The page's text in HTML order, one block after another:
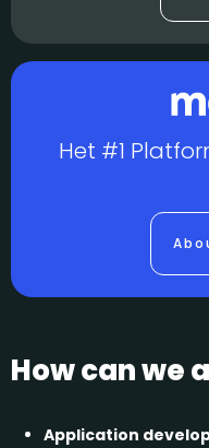
Het #1
How can we
Application